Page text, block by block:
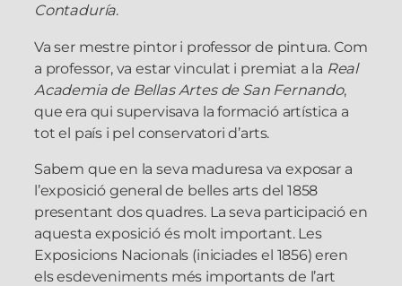
Contaduría.
Va ser mestre pintor i professor de pintura. Com
a professor, va estar vinculat i premiat a la Real
Academia de Bellas Artes de San Fernando,
que era qui supervisava la formació artística a
tot el país i pel conservatori d’arts.
Sabem que en la seva maduresa va exposar a
l’exposició general de belles arts del 1858
presentant dos quadres. La seva participació en
aquesta exposició és molt important. Les
Exposicions Nacionals (iniciades el 1856) eren
els esdeveniments més importants de l’art